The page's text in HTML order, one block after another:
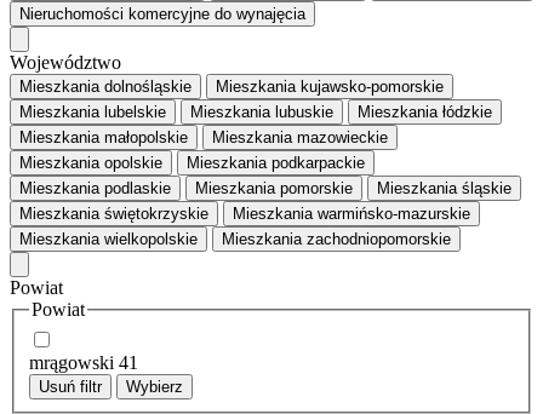
Nieruchomości komercyjne do wynajęcia
Województwo
Mieszkania dolnośląskie
Mieszkania kujawsko-pomorskie
Mieszkania lubelskie
Mieszkania lubuskie
Mieszkania łódzkie
Mieszkania małopolskie
Mieszkania mazowieckie
Mieszkania opolskie
Mieszkania podkarpackie
Mieszkania podlaskie
Mieszkania pomorskie
Mieszkania śląskie
Mieszkania świętokrzyskie
Mieszkania warmińsko-mazurskie
Mieszkania wielkopolskie
Mieszkania zachodniopomorskie
Powiat
Powiat
mrągowski 41
Usuń filtr Wybierz